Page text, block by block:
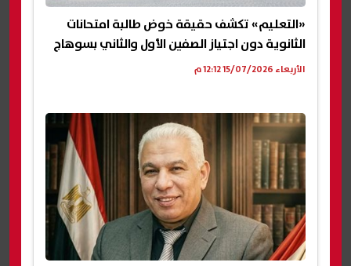
«التعليم» تكشف حقيقة خوض طالبة امتحانات
الثانوية دون اجتياز الصفين الأول والثاني بسوهاج
الأربعاء 15/07/2026 12:12 م